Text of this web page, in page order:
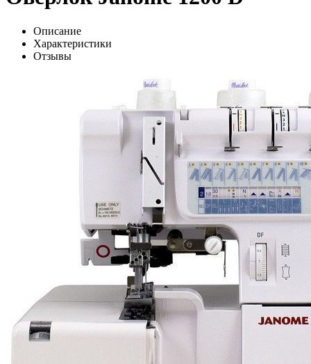
Описание
Характеристики
Отзывы